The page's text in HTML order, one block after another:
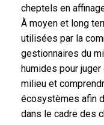
cheptels en
À moyen et long
utilisées par la
gestionnaires du
humides pour
milieu et
écosystèmes afin
dans le cadre des